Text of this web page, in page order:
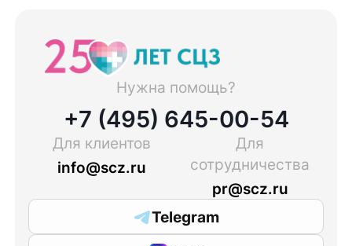
Нужна помощь?
+7 (495) 645-00-54
Для клиентов
info@scz.ru
Для
сотрудничества
pr@scz.ru
Telegram